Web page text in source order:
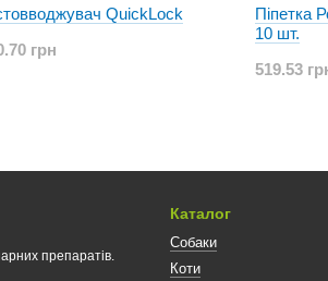
QuickLock
грн
Піпетка
10 шт.
519.53
препаратів.
Каталог
Собаки
Коти